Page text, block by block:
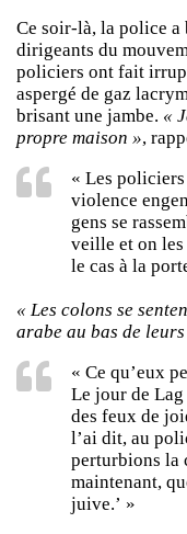
Ce soir-là, la police a
dirigeants du
policiers ont fait
aspergé de gaz
brisant une jambe. «
propre maison »,
« Les
violence
gens se
veille et on les
le cas à la
« Les colons se
arabe au bas de
« Ce qu’eux
Le jour de
des feux de
l’ai dit, au
perturbions la
maintenant,
juive.’ »